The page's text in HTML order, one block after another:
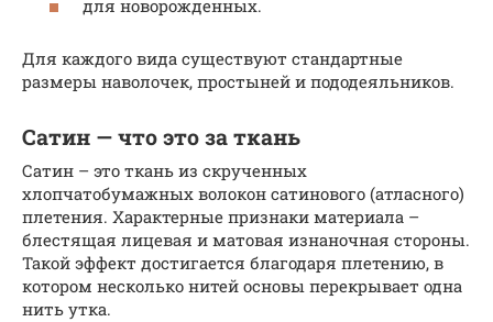
для новорожденных.
Для каждого вида существуют стандартные
размеры наволочек, простыней и пододеяльников.
Сатин — что это за ткань
Сатин – это ткань из скрученных
хлопчатобумажных волокон сатинового (атласного)
плетения. Характерные признаки материала –
блестящая лицевая и матовая изнаночная стороны.
Такой эффект достигается благодаря плетению, в
котором несколько нитей основы перекрывает одна
нить утка.